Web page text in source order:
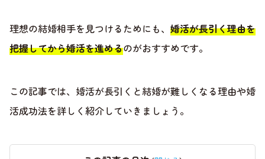
理想の結婚相手を見つけるためにも、 婚活が長引く理由を
把握してから婚活を進めるのがおすすめです。
この記事では、婚活が長引くと結婚が難しくなる理由や婚
活成功法を詳しく紹介していきましょう。